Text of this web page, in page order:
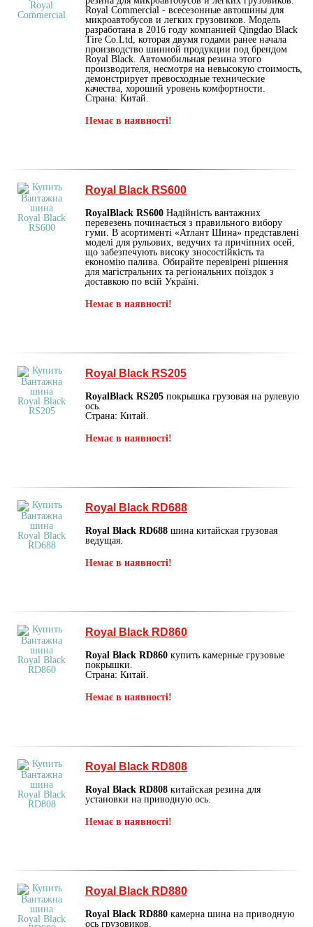
Royal Commercial - всесезонные автошины для
микроавтобусов и легких грузовиков. Модель
разработана в 2016 году компанией Qingdao Black
Tire Co.Ltd, которая двумя годами ранее начала
производство шинной продукции под брендом
Royal Black. Автомобильная резина этого
производителя, несмотря на невысокую стоимость,
демонстрирует превосходные технические
качества, хороший уровень комфортности.
Страна: Китай.
Немає в наявності!
Royal Black RS600
RoyalBlack RS600 Надійність вантажних
перевезень починається з правильного вибору
гуми. В асортименті «Атлант Шина» представлені
моделі для рульових, ведучих та причіпних осей,
що забезпечують високу зносостійкість та
економію палива. Обирайте перевірені рішення
для магістральних та регіональних поїздок з
доставкою по всій Україні.
Немає в наявності!
Royal Black RS205
RoyalBlack RS205 покрышка грузовая на рулевую
ось.
Страна: Китай.
Немає в наявності!
Royal Black RD688
Royal Black RD688 шина китайская грузовая
ведущая.
Немає в наявності!
Royal Black RD860
Royal Black RD860 купить камерные грузовые
покрышки.
Страна: Китай.
Немає в наявності!
Royal Black RD808
Royal Black RD808 китайская резина для
установки на приводную ось.
Немає в наявності!
Royal Black RD880
Royal Black RD880 камерна шина на приводную
ось грузовиков.